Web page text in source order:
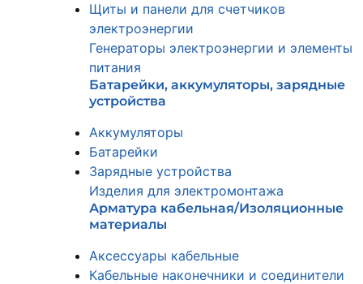
Щиты и панели для счетчиков
электроэнергии
Генераторы электроэнергии и элементы
питания
Батарейки, аккумуляторы, зарядные
устройства
Аккумуляторы
Батарейки
Зарядные устройства
Изделия для электромонтажа
Арматура кабельная/Изоляционные
материалы
Аксессуары кабельные
Кабельные наконечники и соединители